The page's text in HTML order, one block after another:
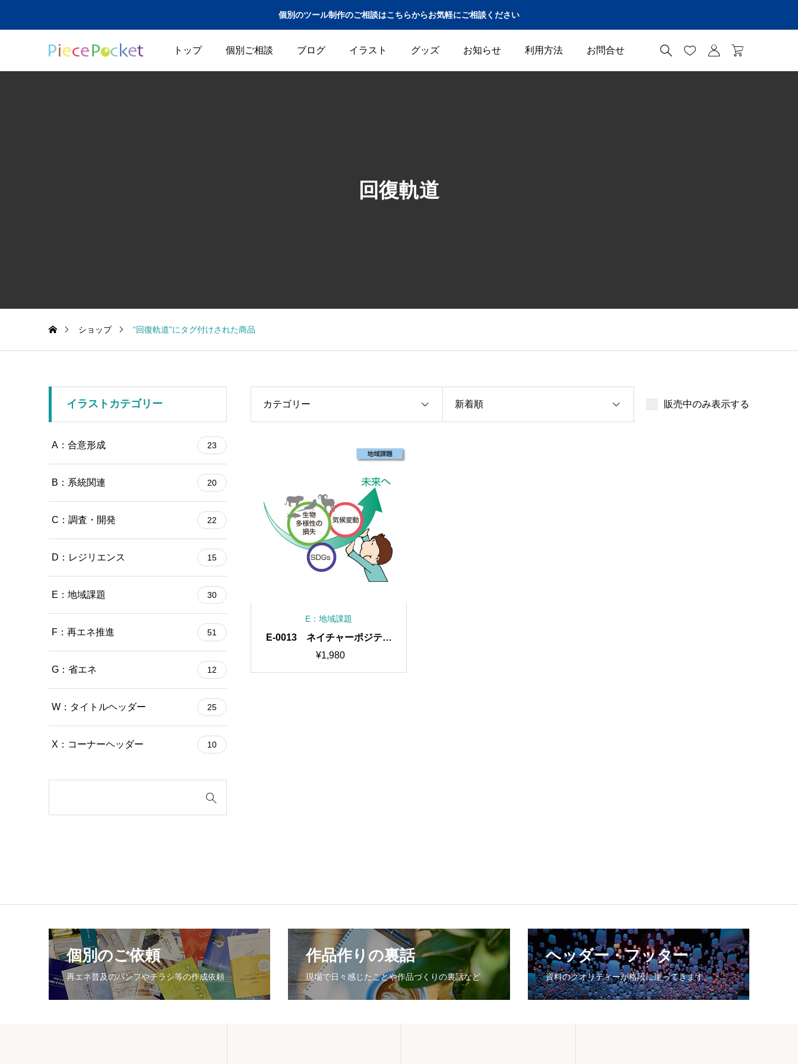
個別のツール制作のご相談はこちらからお気軽にご相談ください
トップ 個別ご相談 ブログ イラスト グッズ お知らせ 利用方法 お問合せ    
回復軌道
ショップ “回復軌道”にタグ付けされた商品
カテゴリー 新着順 販売中のみ表示する
E：地域課題
E-0013 ネイチャーポジティ
ブ
¥1,980
イラストカテゴリー
A：合意形成 23
B：系統関連 20
C：調査・開発 22
D：レジリエンス 15
E：地域課題 30
F：再エネ推進 51
G：省エネ 12
W：タイトルヘッダー 25
X：コーナーヘッダー 10
個別のご依頼
再エネ普及のパンフやチラシ等の作成依頼
作品作りの裏話
現場で日々感じたことや作品づくりの裏話など
ヘッダー・フッター
資料のクオリティーが格段に違ってきます。